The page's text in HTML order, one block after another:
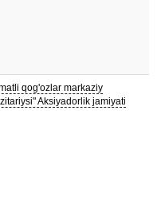
qog'ozlar markaziy
Aksiyadorlik jamiyati